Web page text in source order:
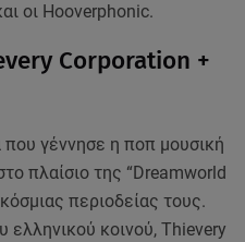
οι Hooverphonic.
Corporation +
που γέννησε η ποπ μουσική
πλαίσιο της “Dreamworld
περιοδείας τους.
ελληνικού κοινού, Thievery